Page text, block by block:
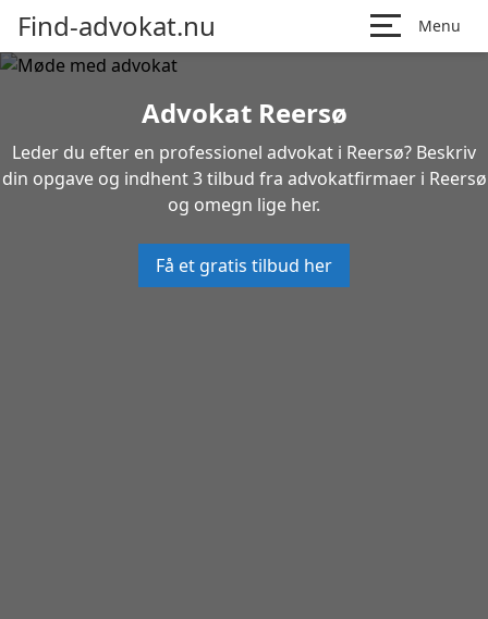
Find-advokat.nu Menu
Advokat Reersø
Leder du efter en professionel advokat i Reersø? Beskriv
din opgave og indhent 3 tilbud fra advokatfirmaer i Reersø
og omegn lige her.
Få et gratis tilbud her